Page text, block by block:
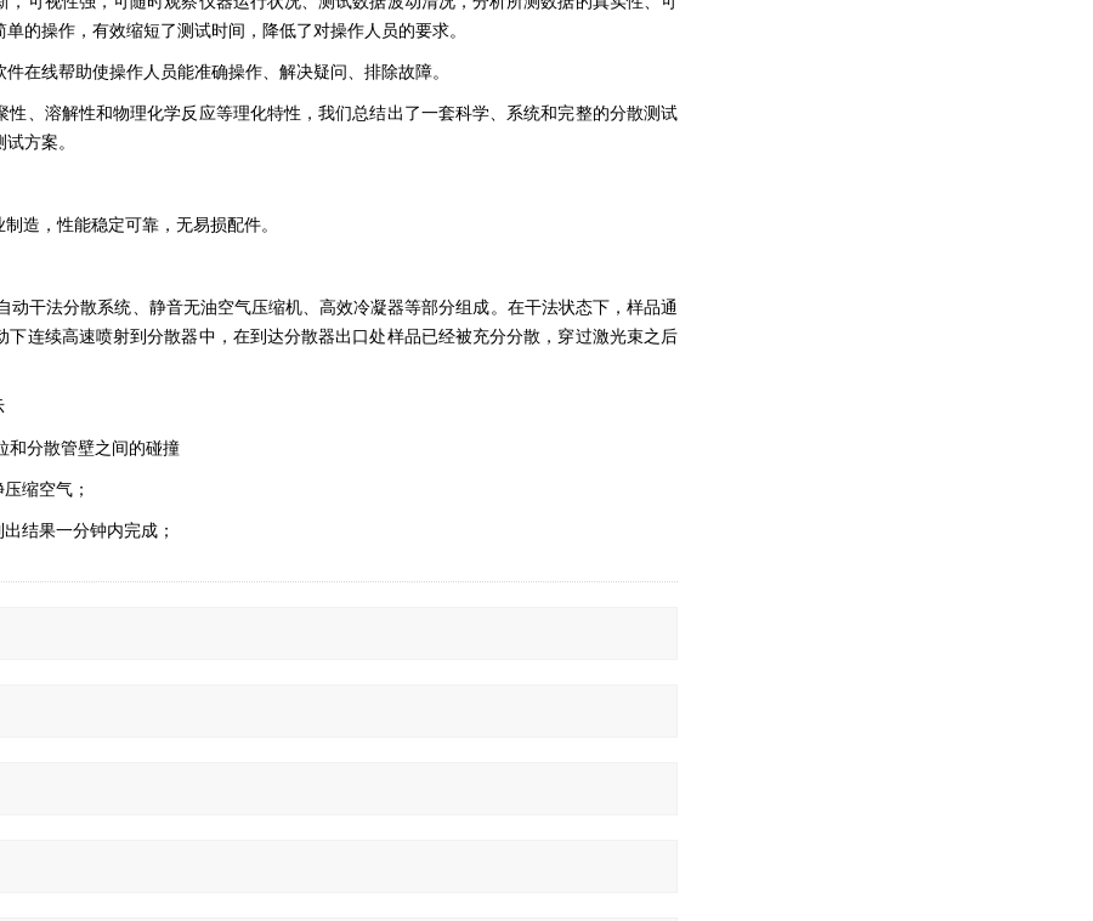
的操作，有效缩短了测试时间，降低了对操作人员的要求。
在线帮助使操作人员能准确操作、解决疑问、排除故障。
性、溶解性和物理化学反应等理化特性，我们总结出了一套科学、系统和完整的分散测试
方案。
造，性能稳定可靠，无易损配件。
干法分散系统、静音无油空气压缩机、高效冷凝器等部分组成。在干法状态下，样品通
连续高速喷射到分散器中，在到达分散器出口处样品已经被充分分散，穿过激光束之后
分散管壁之间的碰撞
缩空气；
结果一分钟内完成；